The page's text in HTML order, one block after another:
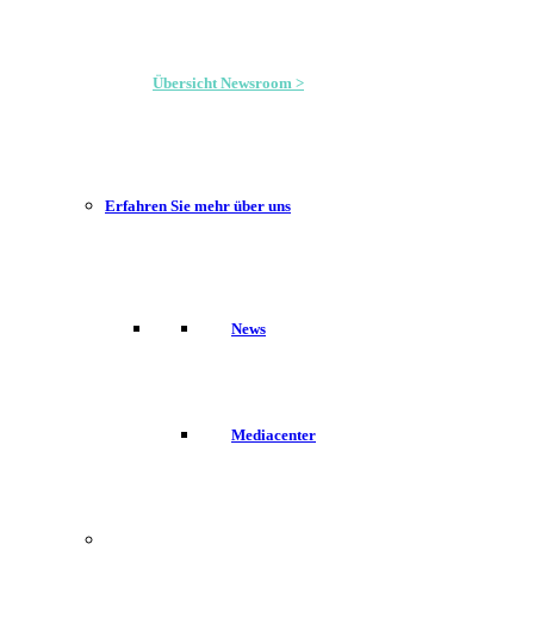
Übersicht Newsroom >
Erfahren Sie mehr über uns
News
Mediacenter